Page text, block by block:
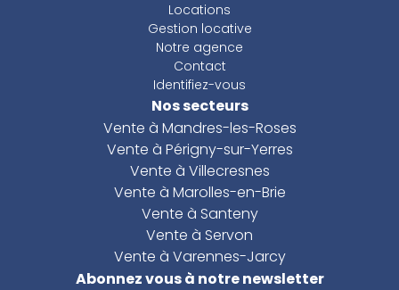
Locations
Gestion locative
Notre agence
Contact
Identifiez-vous
Nos secteurs
Vente à Mandres-les-Roses
Vente à Périgny-sur-Yerres
Vente à Villecresnes
Vente à Marolles-en-Brie
Vente à Santeny
Vente à Servon
Vente à Varennes-Jarcy
Abonnez vous à notre newsletter